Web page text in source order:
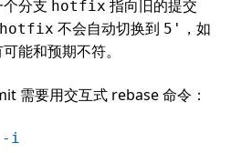
分支 hotfix 指向旧的提交
hotfix 不会自动切换到 5' ，如
能和预期不符。
需要用交互式 rebase 命令：
-i